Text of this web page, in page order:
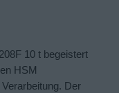
10 t begeistert
HSM
Der